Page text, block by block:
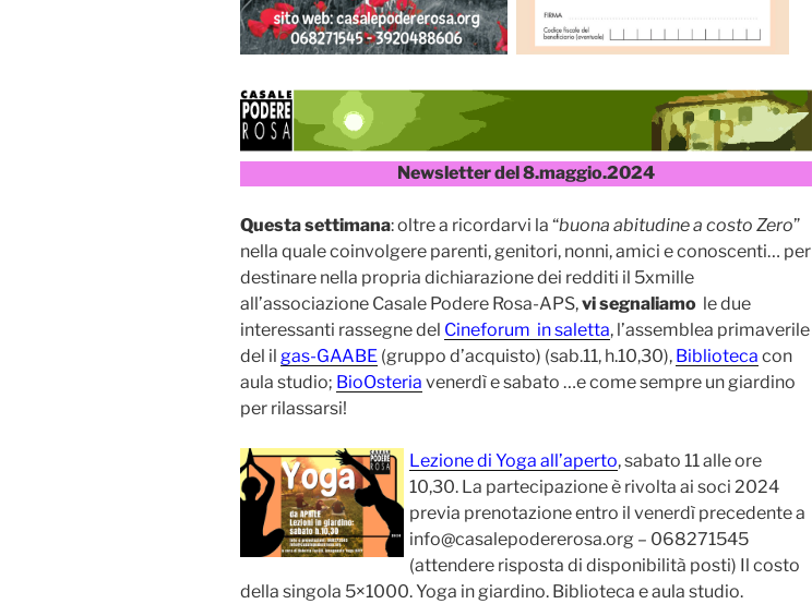
Newsletter del 8.maggio.2024
Questa settimana: oltre a ricordarvi la “buona abitudine a costo Zero”
nella quale coinvolgere parenti, genitori, nonni, amici e conoscenti… per
destinare nella propria dichiarazione dei redditi il 5xmille
all’associazione Casale Podere Rosa-APS,vi segnaliamo le due
interessanti rassegne del Cineforum in saletta, l’assemblea primaverile
del il gas-GAABE (gruppo d’acquisto) (sab.11, h.10,30), Biblioteca con
aula studio; BioOsteria venerdì e sabato …e come sempre un giardino
per rilassarsi!
Lezione di Yoga all’aperto, sabato 11 alle ore
10,30. La partecipazione è rivolta ai soci 2024
previa prenotazione entro il venerdì precedente a
info@casalepodererosa.org – 068271545
(attendere risposta di disponibilità posti) Il costo
della singola 5×1000. Yoga in giardino. Biblioteca e aula studio.